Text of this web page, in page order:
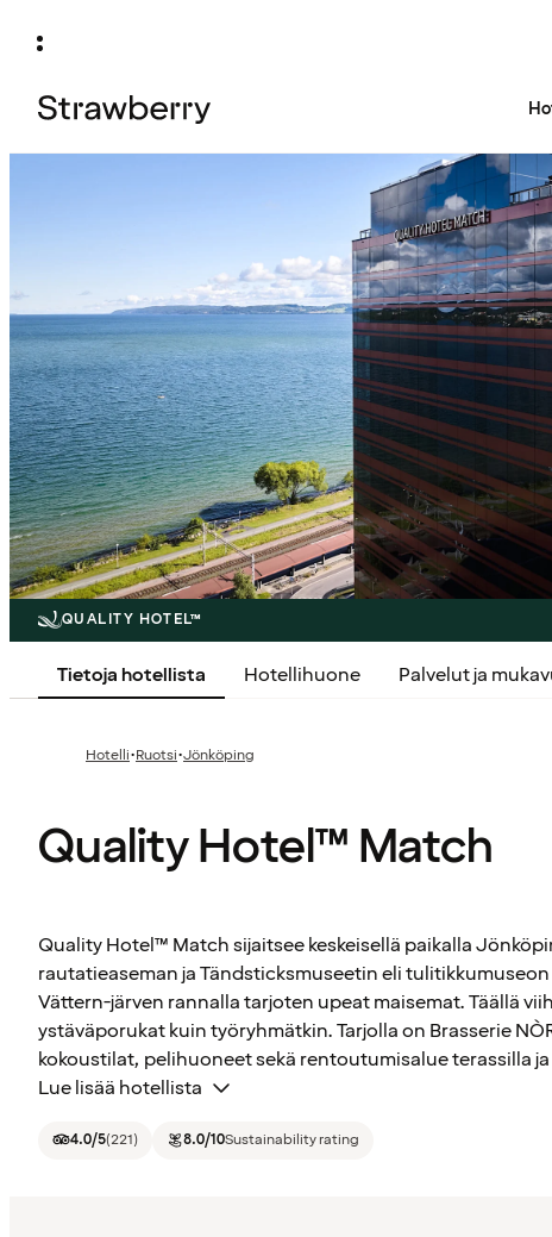
QUALITY HOTEL™
Tietoja hotellista Hotellihuone Palvelut ja
Hotelli·Ruotsi·Jönköping
Quality Hotel™ Match
Quality Hotel™ Match sijaitsee keskeisellä paikalla
rautatieaseman ja Tändsticksmuseetin eli
Vättern-järven rannalla tarjoten upeat maisemat. Täällä
ystäväporukat kuin työryhmätkin. Tarjolla on Brasserie
kokoustilat, pelihuoneet sekä rentoutumisalue terassilla
Lue lisää hotellista
4.0/5(221) 8.0/10Sustainability rating